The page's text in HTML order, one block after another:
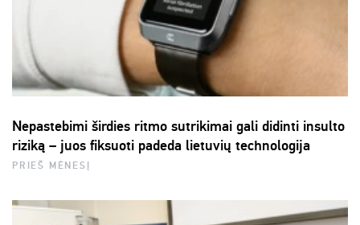
Nepastebimi širdies ritmo sutrikimai gali didinti insulto
riziką – juos fiksuoti padeda lietuvių technologija
PRIEŠ MĖNESĮ